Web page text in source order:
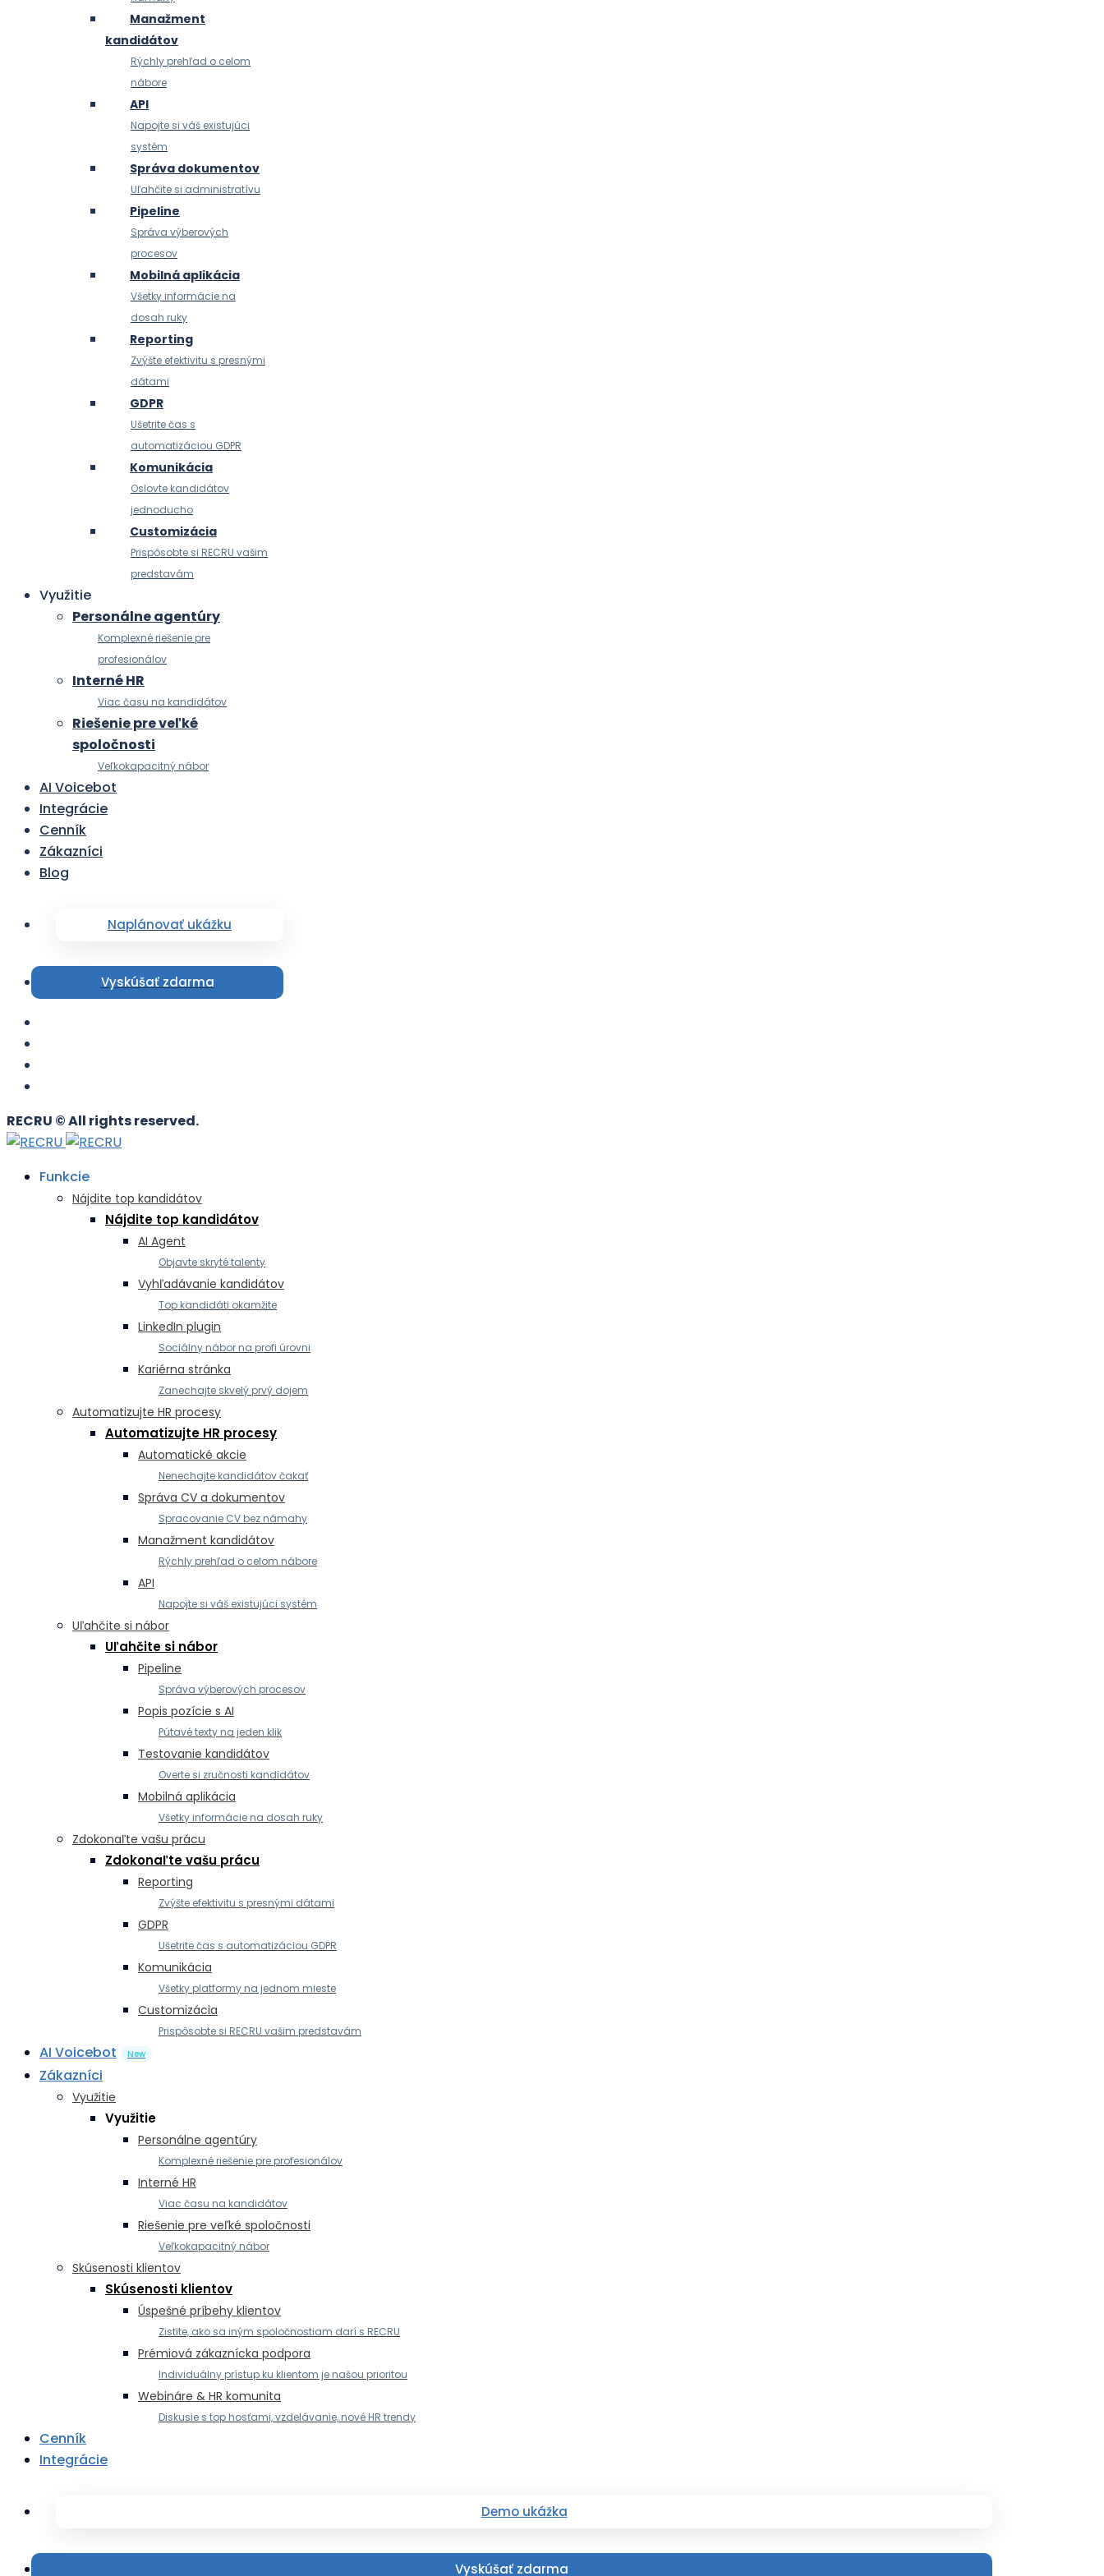
Manažment
kandidátov
Rýchly prehľad o celom
nábore
API
Napojte si váš existujúci
systém
Správa dokumentov
Uľahčite si administratívu
Pipeline
Správa výberových
procesov
Mobilná aplikácia
Všetky informácie na
dosah ruky
Reporting
Zvýšte efektivitu s presnými
dátami
GDPR
Ušetrite čas s
automatizáciou GDPR
Komunikácia
Oslovte kandidátov
jednoducho
Customizácia
Prispôsobte si RECRU vašim
predstavám
Využitie
Personálne agentúry
Komplexné riešenie pre
profesionálov
Interné HR
Viac času na kandidátov
Riešenie pre veľké
spoločnosti
Veľkokapacitný nábor
AI Voicebot
Integrácie
Cenník
Zákazníci
Blog
Naplánovať ukážku
Vyskúšať zdarma
RECRU © All rights reserved.
Funkcie
Nájdite top kandidátov
Nájdite top kandidátov
AI Agent
Objavte skryté talenty
Vyhľadávanie kandidátov
Top kandidáti okamžite
LinkedIn plugin
Sociálny nábor na profi úrovni
Kariérna stránka
Zanechajte skvelý prvý dojem
Automatizujte HR procesy
Automatizujte HR procesy
Automatické akcie
Nenechajte kandidátov čakať
Správa CV a dokumentov
Spracovanie CV bez námahy
Manažment kandidátov
Rýchly prehľad o celom nábore
API
Napojte si váš existujúci systém
Uľahčite si nábor
Uľahčite si nábor
Pipeline
Správa výberových procesov
Popis pozície s AI
Pútavé texty na jeden klik
Testovanie kandidátov
Overte si zručnosti kandidátov
Mobilná aplikácia
Všetky informácie na dosah ruky
Zdokonaľte vašu prácu
Zdokonaľte vašu prácu
Reporting
Zvýšte efektivitu s presnými dátami
GDPR
Ušetrite čas s automatizáciou GDPR
Komunikácia
Všetky platformy na jednom mieste
Customizácia
Prispôsobte si RECRU vašim predstavám
AI Voicebot New
Zákazníci
Využitie
Využitie
Personálne agentúry
Komplexné riešenie pre profesionálov
Interné HR
Viac času na kandidátov
Riešenie pre veľké spoločnosti
Veľkokapacitný nábor
Skúsenosti klientov
Skúsenosti klientov
Úspešné príbehy klientov
Zistite, ako sa iným spoločnostiam darí s RECRU
Prémiová zákaznícka podpora
Individuálny prístup ku klientom je našou prioritou
Webináre & HR komunita
Diskusie s top hosťami, vzdelávanie, nové HR trendy
Cenník
Integrácie
Demo ukážka
Vyskúšať zdarma